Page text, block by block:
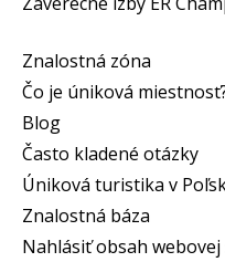
Znalostná zóna
Čo je úniková
Blog
Často kladené otázky
Úniková turistika v
Znalostná báza
Nahlásiť obsah